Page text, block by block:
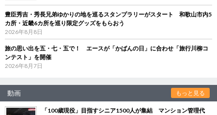
豊臣秀吉・秀長兄弟ゆかりの地を巡るスタンプラリーがスタート 和歌山市内5
カ所・近畿6カ所を巡り限定グッズをもらおう
2026年8月8日
旅の思い出を五・七・五で！ エースが「かばんの日」に合わせ「旅行川柳コ
ンテスト」を開催
2026年8月7日
動画 もっと見る
「100歳現役」目指すシニア1500人が集結 マンション管理代